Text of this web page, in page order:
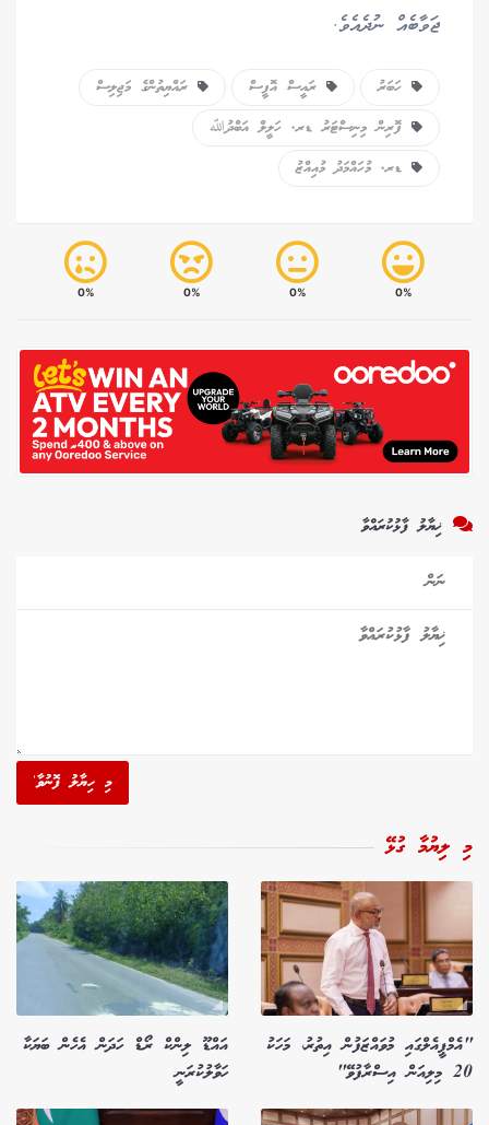
ޖަވާބެއް ނުދެއެވެ.
ހަބަރު ރައީސް އޮފީސް
ރައްޔިތުންގެ މަޖިލިސް
ފޮރިން މިނިސްޓަރު ޑރ. ހަލީލް އަބްދުﷲ
ޑރ. މުހައްމަދު މުއިއްޒު
0%
0%
0%
0%
ޚިޔާލު ފާޅުކުރައްވާ
މި ހިޔާލު ފޮނުވާ'
މި ލިޔުމާ ގުޅޭ
"އެމްޕީއެލްގައި މުވައްޒަފުން އިތުރު، މަހަކު
20 މިލިއަން އިސްރާފުވޭ"
އައްޑޫ ލިންކް ރޯޑް ހަދަން އެހެން ބަޔަކާ
ހަވާލުކުރަނީ